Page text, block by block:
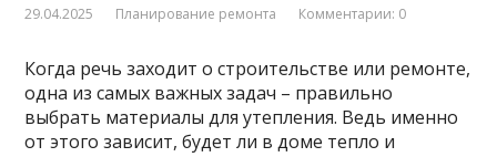
29.04.2025 Планирование ремонта Комментарии: 0
Когда речь заходит о строительстве или ремонте,
одна из самых важных задач – правильно
выбрать материалы для утепления. Ведь именно
от этого зависит, будет ли в доме тепло и